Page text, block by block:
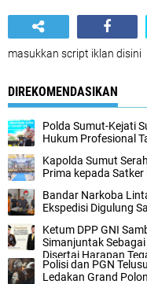
masukkan script iklan disini
DIREKOMENDASIKAN
Polda Sumut-Kejati
Hukum Profesional
Kapolda Sumut
Prima kepada
Bandar Narkoba
Ekspedisi Digulung
Ketum DPP GNI
Simanjuntak
Disertai Harapan
Polisi dan PGN
Ledakan Grand